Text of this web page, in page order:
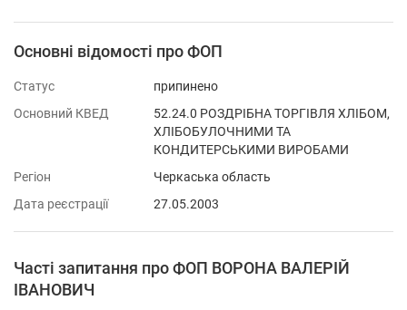
Основні відомості про ФОП
Статус
припинено
Основний КВЕД
52.24.0 РОЗДРІБНА ТОРГІВЛЯ ХЛІБОМ,
ХЛІБОБУЛОЧНИМИ ТА
КОНДИТЕРСЬКИМИ ВИРОБАМИ
Регіон
Черкаська область
Дата реєстрації
27.05.2003
Часті запитання про ФОП ВОРОНА ВАЛЕРІЙ
ІВАНОВИЧ